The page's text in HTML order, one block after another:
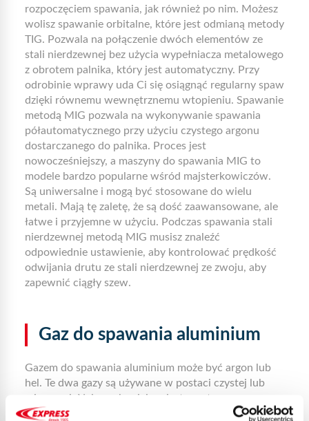
rozpoczęciem spawania, jak również po nim. Możesz
wolisz spawanie orbitalne, które jest odmianą metody
TIG. Pozwala na połączenie dwóch elementów ze
stali nierdzewnej bez użycia wypełniacza metalowego
z obrotem palnika, który jest automatyczny. Przy
odrobinie wprawy uda Ci się osiągnąć regularny spaw
dzięki równemu wewnętrznemu wtopieniu. Spawanie
metodą MIG pozwala na wykonywanie spawania
półautomatycznego przy użyciu czystego argonu
dostarczanego do palnika. Proces jest
nowocześniejszy, a maszyny do spawania MIG to
modele bardzo popularne wśród majsterkowiczów.
Są uniwersalne i mogą być stosowane do wielu
metali. Mają tę zaletę, że są dość zaawansowane, ale
łatwe i przyjemne w użyciu. Podczas spawania stali
nierdzewnej metodą MIG musisz znaleźć
odpowiednie ustawienie, aby kontrolować prędkość
odwijania drutu ze stali nierdzewnej ze zwoju, aby
zapewnić ciągły szew.
Gaz do spawania aluminium
Gazem do spawania aluminium może być argon lub
hel. Te dwa gazy są używane w postaci czystej lub
mieszanej. Najpopularniejszy jest czysty argon.
Jednak potencjał jonizacyjny i przewodnictwo cieplne